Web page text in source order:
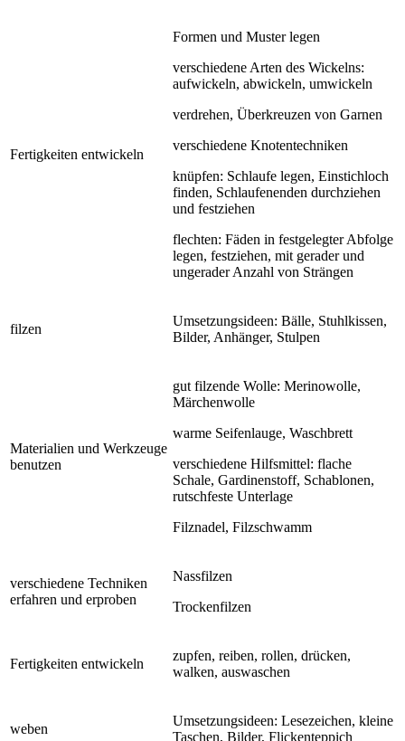
Fertigkeiten entwickeln
Formen und Muster legen
verschiedene Arten des Wickelns:
aufwickeln, abwickeln, umwickeln
verdrehen, Überkreuzen von Garnen
verschiedene Knotentechniken
knüpfen: Schlaufe legen, Einstichloch
finden, Schlaufenenden durchziehen
und festziehen
flechten: Fäden in festgelegter Abfolge
legen, festziehen, mit gerader und
ungerader Anzahl von Strängen
filzen
Umsetzungsideen: Bälle, Stuhlkissen,
Bilder, Anhänger, Stulpen
Materialien und Werkzeuge
benutzen
gut filzende Wolle: Merinowolle,
Märchenwolle
warme Seifenlauge, Waschbrett
verschiedene Hilfsmittel: flache
Schale, Gardinenstoff, Schablonen,
rutschfeste Unterlage
Filznadel, Filzschwamm
verschiedene Techniken
erfahren und erproben
Nassfilzen
Trockenfilzen
Fertigkeiten entwickeln
zupfen, reiben, rollen, drücken,
walken, auswaschen
weben
Umsetzungsideen: Lesezeichen, kleine
Taschen, Bilder, Flickenteppich